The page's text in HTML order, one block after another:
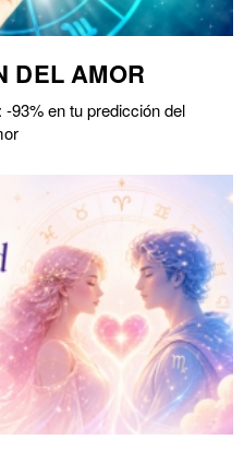
DEL AMOR
93% en tu predicción del